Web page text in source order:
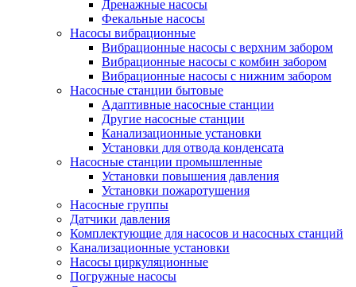
Дренажные насосы
Фекальные насосы
Насосы вибрационные
Вибрационные насосы с верхним забором
Вибрационные насосы с комбин забором
Вибрационные насосы с нижним забором
Насосные станции бытовые
Адаптивные насосные станции
Другие насосные станции
Канализационные установки
Установки для отвода конденсата
Насосные станции промышленные
Установки повышения давления
Установки пожаротушения
Насосные группы
Датчики давления
Комплектующие для насосов и насосных станций
Канализационные установки
Насосы циркуляционные
Погружные насосы